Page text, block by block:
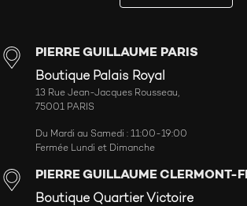
PIERRE GUILLAUME PARIS
Boutique Palais Royal
13 Rue Jean-Jacques Rousseau,
75001 PARIS
Du Mardi au Samedi : 11:00-19:00
Fermée Lundi et Dimanche
PIERRE GUILLAUME CLERMONT-
Boutique Quartier Victoire